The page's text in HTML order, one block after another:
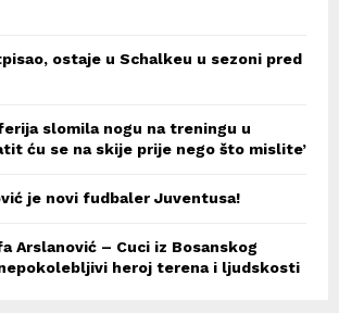
ostaje u Schalkeu u sezoni pred
slomila nogu na treningu u
ću se na skije prije nego što mislite’
je novi fudbaler Juventusa!
Arslanović – Cuci iz Bosanskog
heroj terena i ljudskosti